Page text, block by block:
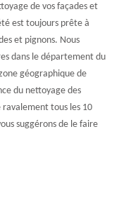
de vos façades et
est toujours prête à
et pignons. Nous
dans le département du
géographique de
du nettoyage des
tous les 10
suggérons de le faire